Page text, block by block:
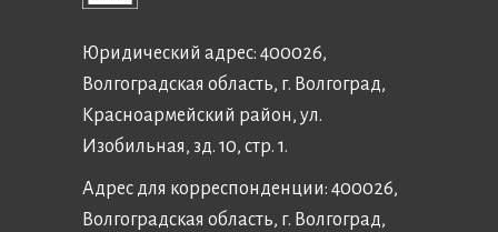
Юридический адрес: 400026,
Волгоградская область, г. Волгоград,
Красноармейский район, ул.
Изобильная, зд. 10, стр. 1.
Адрес для корреспонденции: 400026,
Волгоградская область, г. Волгоград,